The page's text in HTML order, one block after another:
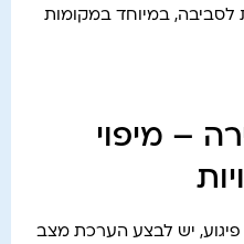
לסביבה, במיוחד במקומות
– מיפוי
יש לבצע הערכת מצב